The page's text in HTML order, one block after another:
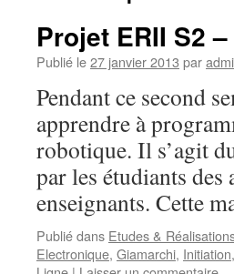
Projet ERII S2
Publié le27 janvier 2013 par
Pendant ce second
apprendre à
robotique. Il s’agit
par les étudiants des
enseignants. Cette
Publié dans Etudes &
Electronique, Giamarchi, Initiation,